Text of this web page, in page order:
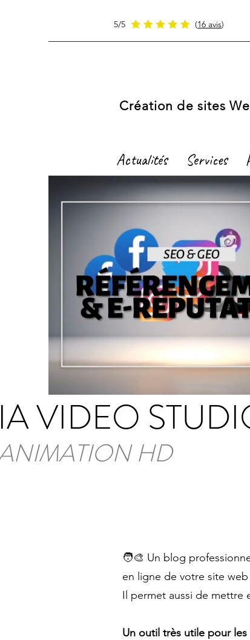
5/5 (16 avis)
Actualités Services
Création de sites
VIDEO
HD
🧑‍🎨 Un blog
en ligne de votre site
Il permet aussi de mettre
Un outil très utile pour